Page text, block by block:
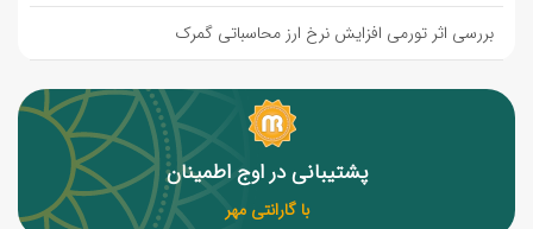
بررسی اثر تورمی افزایش نرخ ارز محاسباتی گمرک
پشتیبانی در اوج اطمینان
با گارانتی مهر